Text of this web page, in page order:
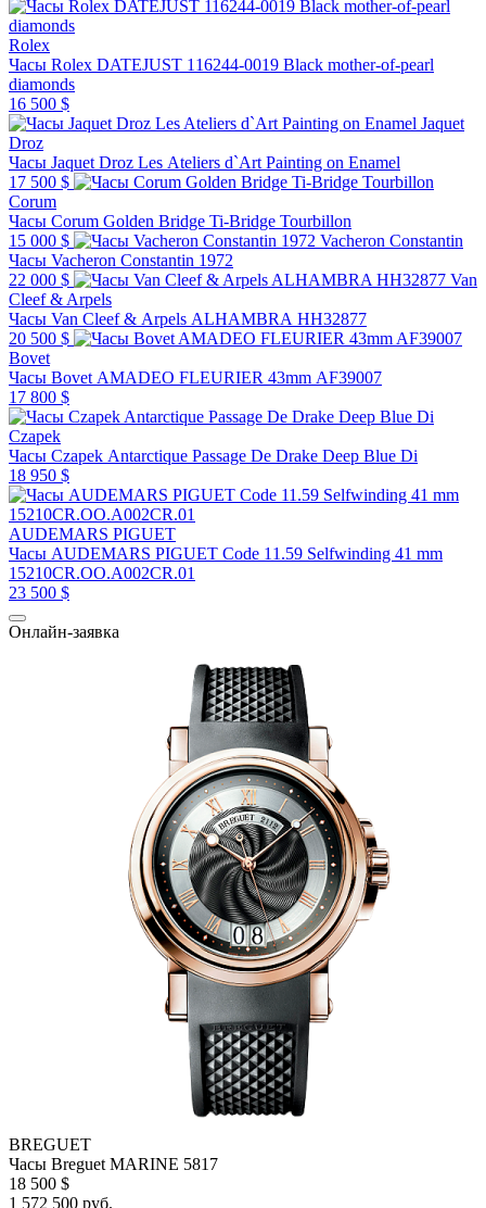
Rolex
Часы Rolex DATEJUST 116244-0019 Black mother-of-pearl
diamonds
16 500 $
Jaquet
Droz
Часы Jaquet Droz Les Ateliers d`Art Painting on Enamel
17 500 $
Corum
Часы Corum Golden Bridge Ti-Bridge Tourbillon
15 000 $
Vacheron Constantin
Часы Vacheron Constantin 1972
22 000 $
Van
Cleef & Arpels
Часы Van Cleef & Arpels ALHAMBRA HH32877
20 500 $
Bovet
Часы Bovet AMADEO FLEURIER 43mm AF39007
17 800 $
Czapek
Часы Czapek Antarctique Passage De Drake Deep Blue Di
18 950 $
AUDEMARS PIGUET
Часы AUDEMARS PIGUET Code 11.59 Selfwinding 41 mm
15210CR.OO.A002CR.01
23 500 $
Онлайн-заявка
BREGUET
Часы Breguet MARINE 5817
18 500 $
1 572 500 руб.